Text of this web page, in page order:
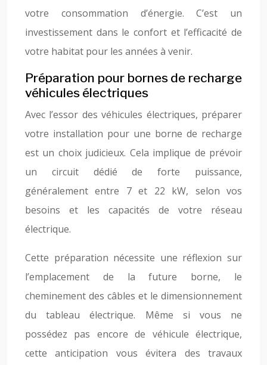
votre consommation d’énergie. C’est un
investissement dans le confort et l’efficacité de
votre habitat pour les années à venir.
Préparation pour bornes de recharge
véhicules électriques
Avec l’essor des véhicules électriques, préparer
votre installation pour une borne de recharge
est un choix judicieux. Cela implique de prévoir
un circuit dédié de forte puissance,
généralement entre 7 et 22 kW, selon vos
besoins et les capacités de votre réseau
électrique.
Cette préparation nécessite une réflexion sur
l’emplacement de la future borne, le
cheminement des câbles et le dimensionnement
du tableau électrique. Même si vous ne
possédez pas encore de véhicule électrique,
cette anticipation vous évitera des travaux